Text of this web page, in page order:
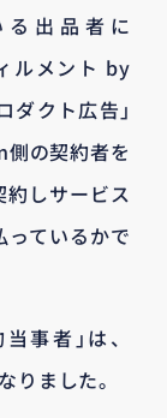
出品者に
ルメント by
ダクト広告｣
の契約者を
しサービス
っているかで
事者｣は、
ました。